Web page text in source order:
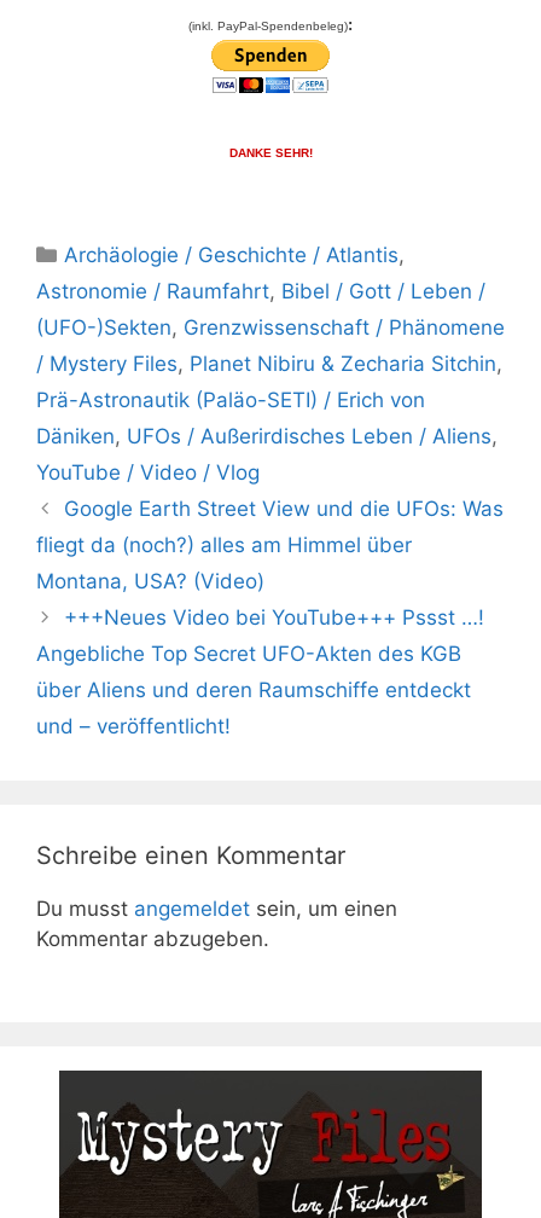
(inkl. PayPal-Spendenbeleg):
DANKE SEHR!
Kategorien
Archäologie / Geschichte / Atlantis,
Astronomie / Raumfahrt, Bibel / Gott / Leben /
(UFO-)Sekten, Grenzwissenschaft / Phänomene
/ Mystery Files, Planet Nibiru & Zecharia Sitchin,
Prä-Astronautik (Paläo-SETI) / Erich von
Däniken, UFOs / Außerirdisches Leben / Aliens,
YouTube / Video / Vlog
Google Earth Street View und die UFOs: Was
fliegt da (noch?) alles am Himmel über
Montana, USA? (Video)
+++Neues Video bei YouTube+++ Pssst …!
Angebliche Top Secret UFO-Akten des KGB
über Aliens und deren Raumschiffe entdeckt
und – veröffentlicht!
Schreibe einen Kommentar
Du musst angemeldet sein, um einen
Kommentar abzugeben.